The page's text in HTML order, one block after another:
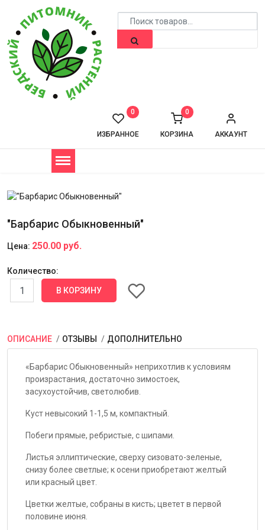
АККАУНТ
КОРЗИНА
0
ИЗБРАННОЕ
0
"Барбарис Обыкновенный"
Цена: 250.00 руб.
Количество:
ОПИСАНИЕ ОТЗЫВЫ ДОПОЛНИТЕЛЬНО
«Барбарис Обыкновенный» неприхотлив к условиям
произрастания, достаточно зимостоек,
засухоустойчив, светолюбив.
Куст невысокий 1-1,5 м, компактный.
Побеги прямые, ребристые, с шипами.
Листья эллиптические, сверху сизовато-зеленые,
снизу более светлые; к осени приобретают желтый
или красный цвет.
Цветки желтые, собраны в кисть; цветет в первой
половине июня.